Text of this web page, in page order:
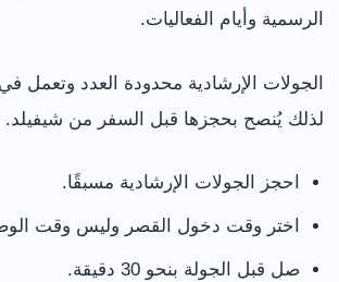
الرسمية وأيام الفعاليات.
الجولات الإرشادية محدودة العدد وتعمل
لذلك يُنصح بحجزها قبل السفر من شيفيلد.
احجز الجولات الإرشادية مسبقًا.
اختر وقت دخول القصر وليس وقت
صل قبل الجولة بنحو 30 دقيقة.